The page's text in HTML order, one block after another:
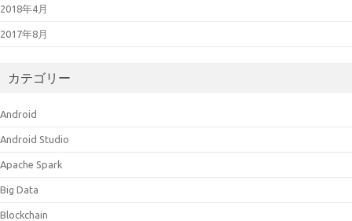
2018年4月
2017年8月
カテゴリー
Android
Android Studio
Apache Spark
Big Data
Blockchain